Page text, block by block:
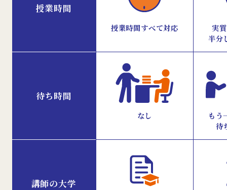
授業時間
授業時間すべて対応
実
半分
待ち時間
なし
もう
待
講師の大学